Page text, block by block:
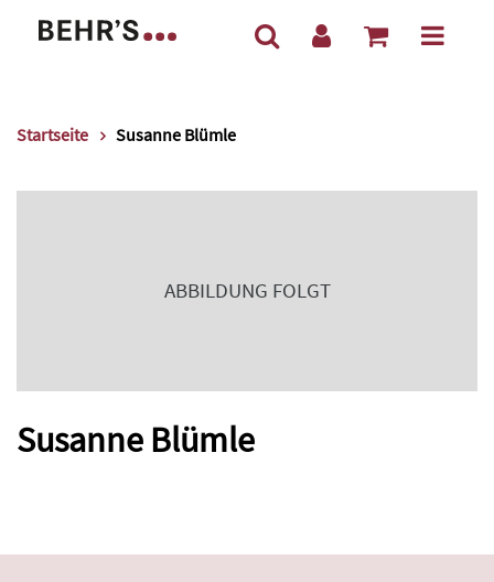
Startseite Susanne Blümle
ABBILDUNG FOLGT
Susanne Blümle